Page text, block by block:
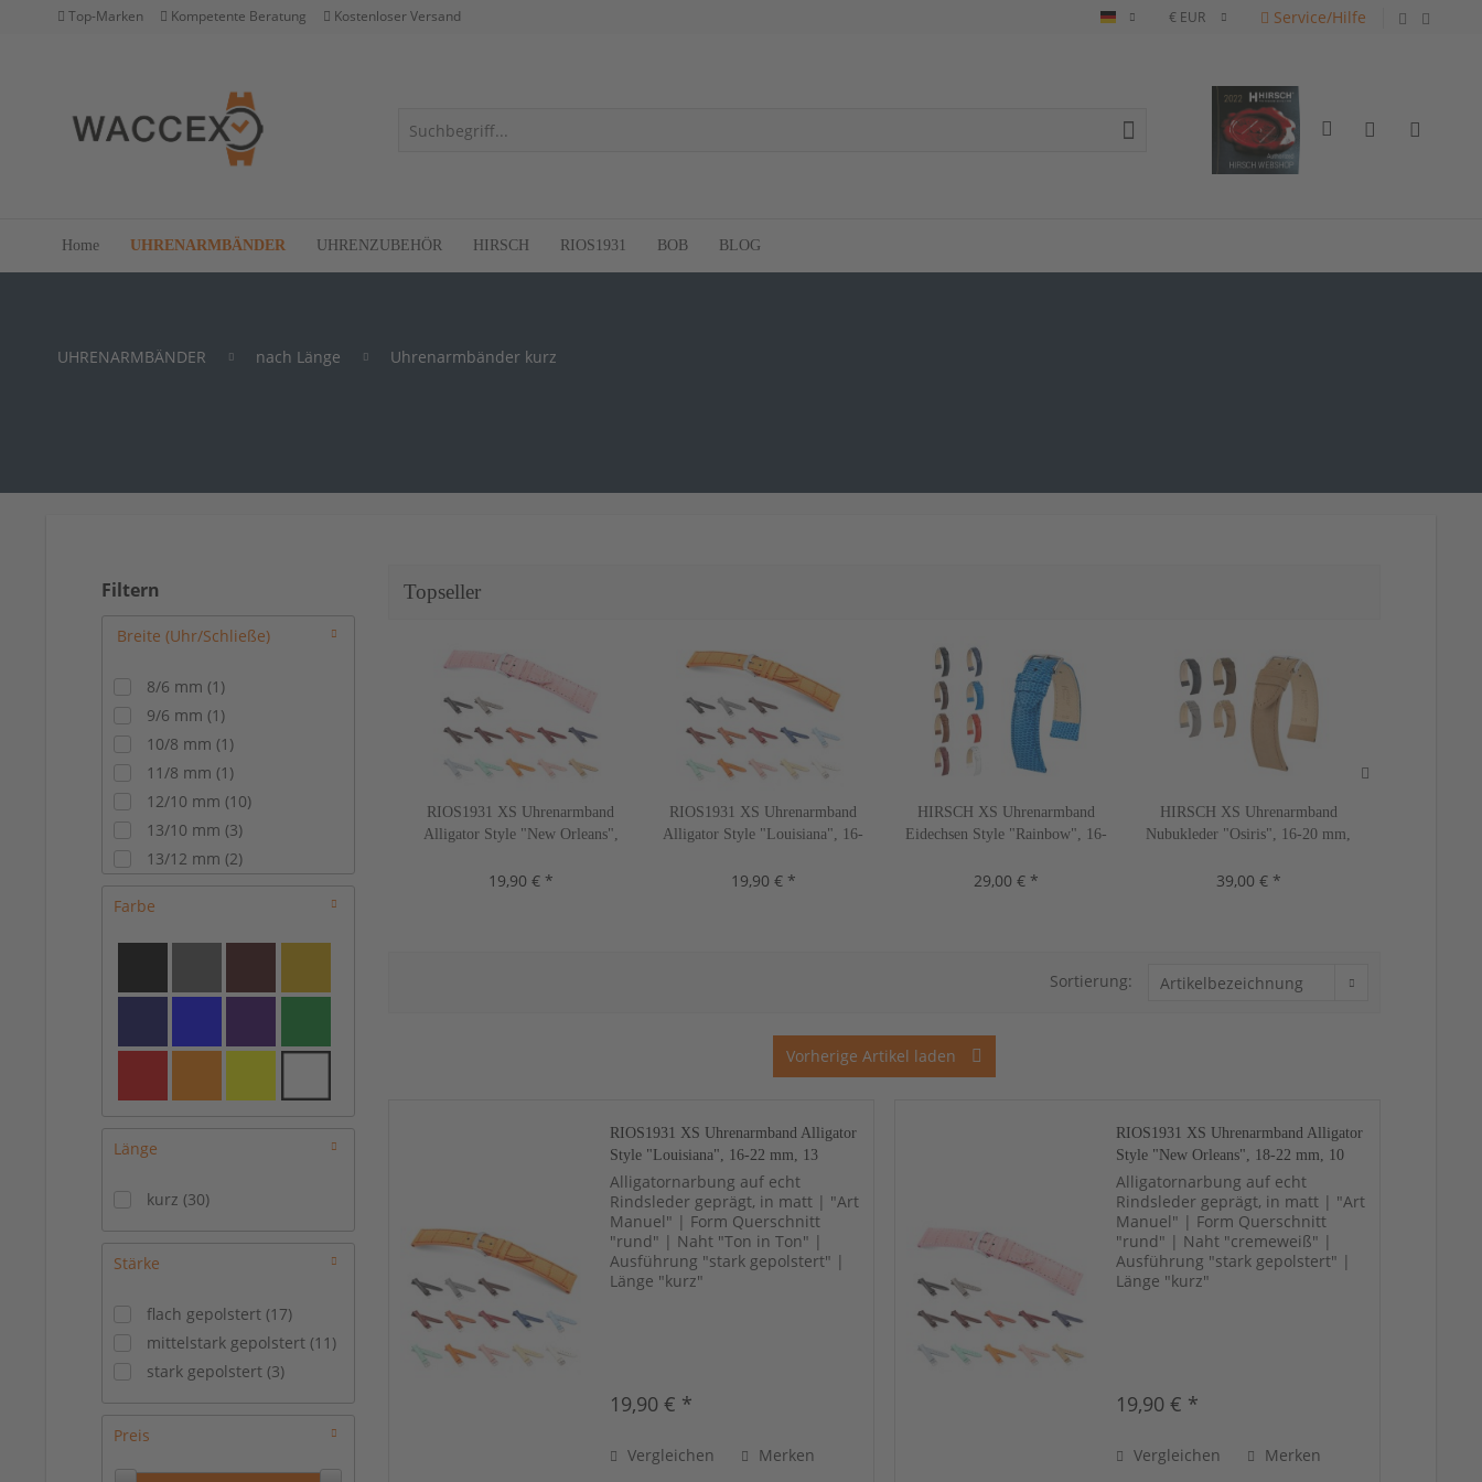
Top-Marken Kompetente Beratung Kostenloser Versand Deutsch Service/Hilfe
Home UHRENARMBÄNDER UHRENZUBEHÖR HIRSCH RIOS1931 BOB BLOG
UHRENARMBÄNDER nach Länge Uhrenarmbänder kurz
Filtern
8/6 mm (1 )
9/6 mm (1 )
10/8 mm (1 )
11/8 mm (1 )
12/10 mm (10)
13/10 mm (3)
13/12 mm (2)
14/12 mm
15/14 mm (7)
17/14 mm (10)
22/18 mm
Farbe
Länge
kurz (30)
Stärke
flach gepolstert (17)
mittelstark gepolstert (11 )
stark gepolstert (3)
Preis
Topseller
RIOS1931 XS Uhrenarmband
Alligator Style "New Orleans",
19,90 € *
RIOS1931 XS Uhrenarmband
Alligator Style "Louisiana", 16-
19,90 € *
HIRSCH XS Uhrenarmband
Eidechsen Style "Rainbow", 16-
29,00 € *
HIRSCH XS Uhrenarmband
Nubukleder "Osiris", 16-20 mm,
39,00 € *
Sortierung:
Vorherige Artikel laden
RIOS1931 XS Uhrenarmband Alligator
Style "Louisiana", 16-22 mm, 13
Farben, neu!
Alligatornarbung auf echt
Rindsleder geprägt, in matt | "Art
Manuel" | Form Querschnitt
"rund" | Naht "Ton in Ton" |
Ausführung "stark gepolstert" |
Länge "kurz"
19,90 € *
Vergleichen Merken
RIOS1931 XS Uhrenarmband Alligator
Style "New Orleans", 18-22 mm, 10
Farben, neu!
Alligatornarbung auf echt
Rindsleder geprägt, in matt | "Art
Manuel" | Form Querschnitt
"rund" | Naht "cremeweiß" |
Ausführung "stark gepolstert" |
Länge "kurz"
19,90 € *
Vergleichen Merken